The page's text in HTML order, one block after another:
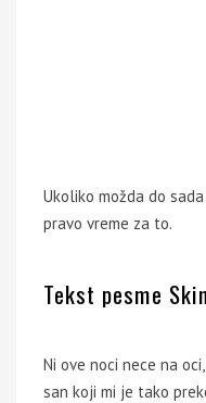
Ukoliko možda do
pravo vreme za to.
Tekst pesme
Ni ove noci nece na oci,
san koji mi je tako